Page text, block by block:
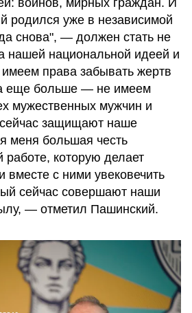
родился уже в независимой
снова", — должен стать не
нашей национальной идеей и
права забывать жертв
еще больше — не имеем
мужественных мужчин и
защищают наше
меня большая честь
работе, которую делает
вместе с ними увековечить
сейчас совершают наши
— отметил Пашинский.